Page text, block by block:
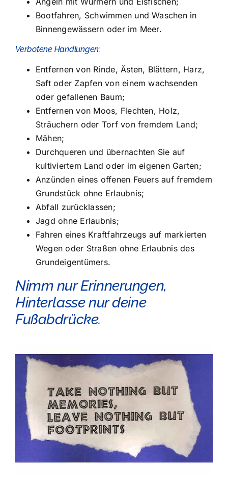
Bootfahren, Schwimmen und Waschen in
Binnengewässern oder im Meer.
Verbotene Handlungen:
Entfernen von Rinde, Ästen, Blättern, Harz,
Saft oder Zapfen von einem wachsenden
oder gefallenen Baum;
Entfernen von Moos, Flechten, Holz,
Sträuchern oder Torf von fremdem Land;
Mähen;
Durchqueren und übernachten Sie auf
kultiviertem Land oder im eigenen Garten;
Anzünden eines offenen Feuers auf fremdem
Grundstück ohne Erlaubnis;
Abfall zurücklassen;
Jagd ohne Erlaubnis;
Fahren eines Kraftfahrzeugs auf markierten
Wegen oder Straßen ohne Erlaubnis des
Grundeigentümers.
Nimm nur Erinnerungen,
Hinterlasse nur deine
Fußabdrücke.